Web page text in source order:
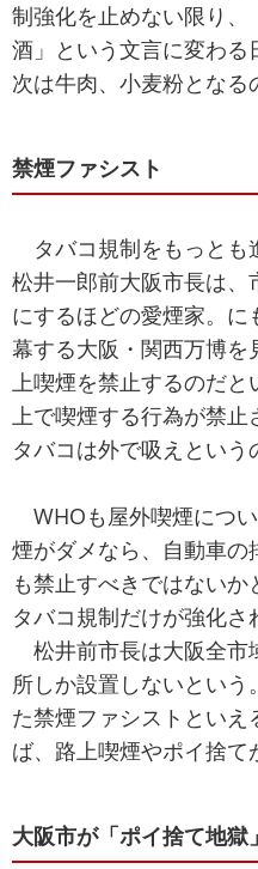
制強化を止めない限り
酒」という文言に変わ
次は牛肉、小麦粉となる
禁煙ファシスト
タバコ規制をもっとも
松井一郎前大阪市長は、
にするほどの愛煙家。
幕する大阪・関西万博
上喫煙を禁止するのだ
上で喫煙する行為が禁止
タバコは外で吸えという
WHOも屋外喫煙につ
煙がダメなら、自動車
も禁止すべきではない
タバコ規制だけが強化さ
松井前市長は大阪全市
所しか設置しないとい
た禁煙ファシストとい
ば、路上喫煙やポイ捨て
大阪市が「ポイ捨て地獄